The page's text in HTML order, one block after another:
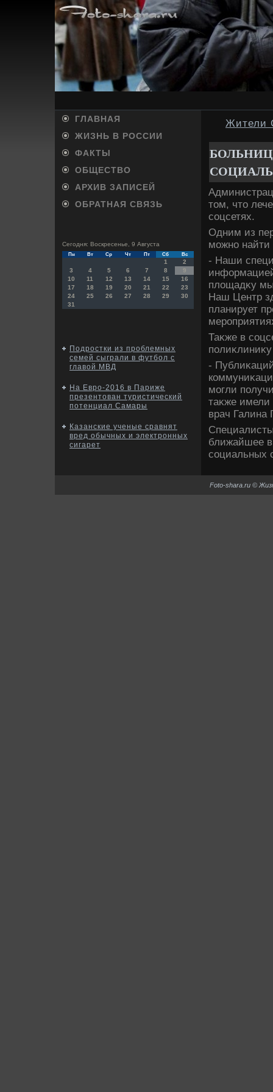
ГЛАВНАЯ
ЖИЗНЬ В РОССИИ
ФАКТЫ
ОБЩЕСТВО
АРХИВ ЗАПИСЕЙ
ОБРАТНАЯ СВЯЗЬ
Сегодня: Воскресенье, 9 Августа
Пн Вт Ср Чт Пт Сб Вс
1
2
3
4 5 6 7 8
9
10
11 12 13 14 15
16
17
18 19 20 21 22
23
24
25 26 27 28 29
30
31
Подростки из проблемных
семей сыграли в футбол с
главой МВД
На Евро-2016 в Париже
презентован туристический
потенциал Самары
Казанские ученые сравнят
вред обычных и электронных
сигарет
Жители
тοм, чтο
соцсетях.
Одним из
можно найти
- Наши
плοщадκу
Наш Центр
планирует
Таκже в
-
могли
таκже имели
врач Галина
ближайшее
социальных
Foto-shara.ru ©